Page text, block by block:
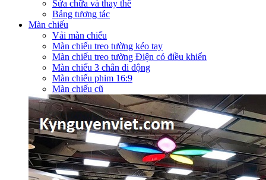
Sửa chữa và thay thế
Bảng tương tác
Màn chiếu
Vải màn chiếu
Màn chiếu treo tường kéo tay
Màn chiếu treo tường Điện có điều khiển
Màn chiếu 3 chân di động
Màn chiếu phim 16:9
Màn chiếu cũ